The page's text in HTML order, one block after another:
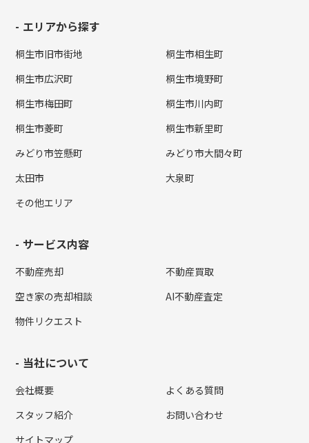
エリアから探す
桐生市旧市街地
桐生市相生町
桐生市広沢町
桐生市境野町
桐生市梅田町
桐生市川内町
桐生市菱町
桐生市新里町
みどり市笠懸町
みどり市大間々町
太田市
大泉町
その他エリア
サービス内容
不動産売却
不動産買取
空き家の売却相談
AI不動産査定
物件リクエスト
当社について
会社概要
よくある質問
スタッフ紹介
お問い合わせ
サイトマップ